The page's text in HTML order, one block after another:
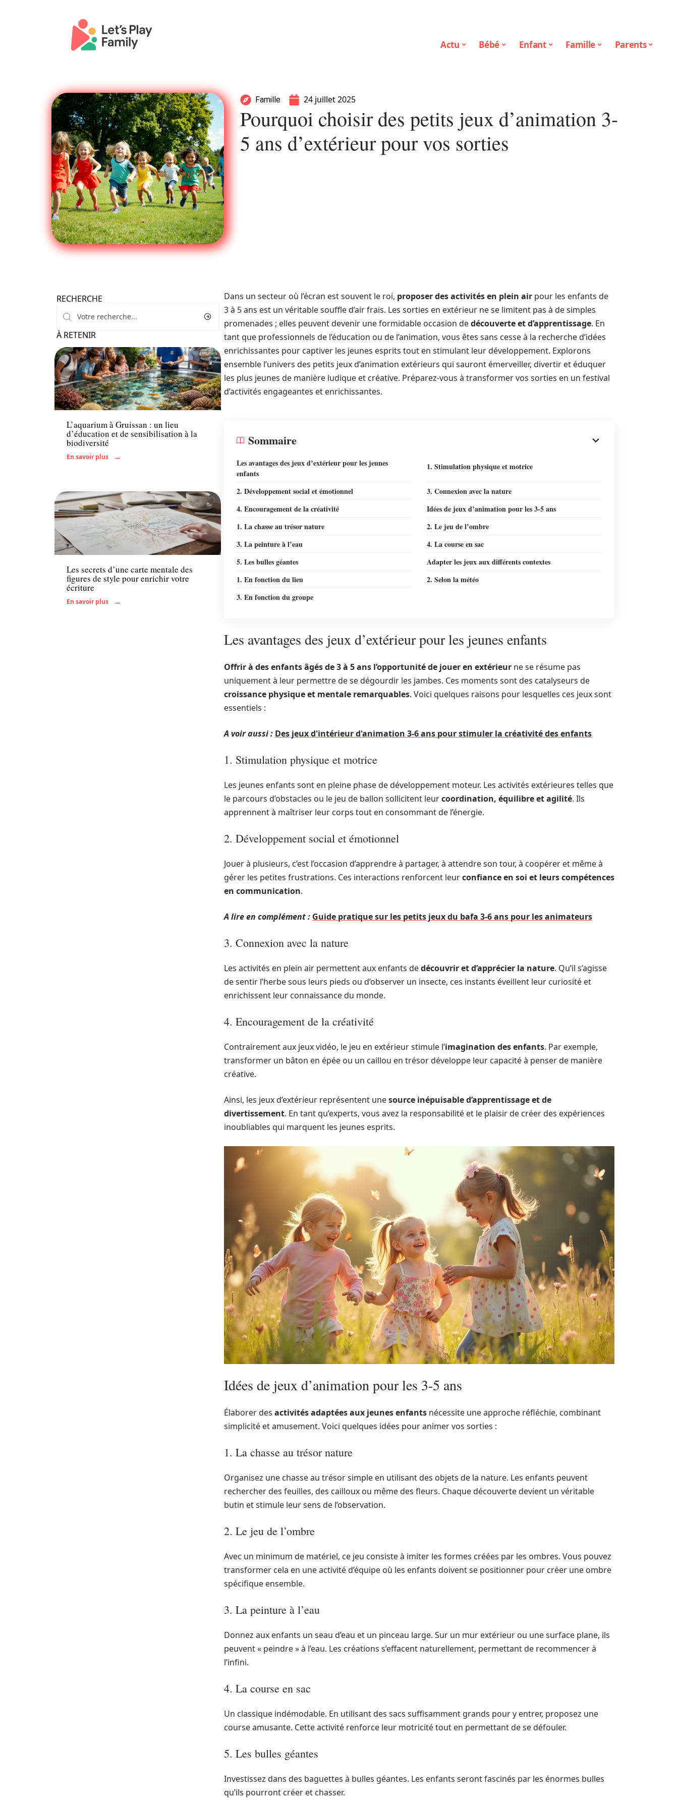
Actu Bébé Enfant Famille Parents
Famille 24 juillet 2025
Pourquoi choisir des petits jeux d’animation 3-
5 ans d’extérieur pour vos sorties
RECHERCHE
À RETENIR
Enfant
L’aquarium à Gruissan : un lieu
d’éducation et de sensibilisation à la
biodiversité
En savoir plus
Actu
Les secrets d’une carte mentale des
figures de style pour enrichir votre
écriture
En savoir plus
Dans un secteur où l’écran est souvent le roi, proposer des activités en plein air pour les enfants de
3 à 5 ans est un véritable souffle d’air frais. Les sorties en extérieur ne se limitent pas à de simples
promenades ; elles peuvent devenir une formidable occasion dedécouverte et d’apprentissage. En
tant que professionnels de l’éducation ou de l’animation, vous êtes sans cesse à la recherche d’idées
enrichissantes pour captiver les jeunes esprits tout en stimulant leur développement. Explorons
ensemble l’univers des petits jeux d’animation extérieurs qui sauront émerveiller, divertir et éduquer
les plus jeunes de manière ludique et créative. Préparez-vous à transformer vos sorties en un festival
d’activités engageantes et enrichissantes.
Sommaire
Les avantages des jeux d’extérieur pour les jeunes
enfants
1. Stimulation physique et motrice
2. Développement social et émotionnel
3. Connexion avec la nature
4. Encouragement de la créativité
Idées de jeux d’animation pour les 3-5 ans
1. La chasse au trésor nature
2. Le jeu de l’ombre
3. La peinture à l’eau
4. La course en sac
5. Les bulles géantes
Adapter les jeux aux différents contextes
1. En fonction du lieu
2. Selon la météo
3. En fonction du groupe
Les avantages des jeux d’extérieur pour les jeunes enfants
Offrir à des enfants âgés de 3 à 5 ans l’opportunité de jouer en extérieur ne se résume pas
uniquement à leur permettre de se dégourdir les jambes. Ces moments sont des catalyseurs de
croissance physique et mentale remarquables. Voici quelques raisons pour lesquelles ces jeux sont
essentiels :
A voir aussi : Des jeux d'intérieur d'animation 3-6 ans pour stimuler la créativité des enfants
1. Stimulation physique et motrice
Les jeunes enfants sont en pleine phase de développement moteur. Les activités extérieures telles que
le parcours d’obstacles ou le jeu de ballon sollicitent leurcoordination, équilibre et agilité. Ils
apprennent à maîtriser leur corps tout en consommant de l’énergie.
2. Développement social et émotionnel
Jouer à plusieurs, c’est l’occasion d’apprendre à partager, à attendre son tour, à coopérer et même à
gérer les petites frustrations. Ces interactions renforcent leurconfiance en soi et leurs compétences
en communication.
A lire en complément : Guide pratique sur les petits jeux du bafa 3-6 ans pour les animateurs
3. Connexion avec la nature
Les activités en plein air permettent aux enfants dedécouvrir et d’apprécier la nature. Qu’il s’agisse
de sentir l’herbe sous leurs pieds ou d’observer un insecte, ces instants éveillent leur curiosité et
enrichissent leur connaissance du monde.
4. Encouragement de la créativité
Contrairement aux jeux vidéo, le jeu en extérieur stimule l’imagination des enfants. Par exemple,
transformer un bâton en épée ou un caillou en trésor développe leur capacité à penser de manière
créative.
Ainsi, les jeux d’extérieur représentent unesource inépuisable d’apprentissage et de
divertissement. En tant qu’experts, vous avez la responsabilité et le plaisir de créer des expériences
inoubliables qui marquent les jeunes esprits.
Idées de jeux d’animation pour les 3-5 ans
Élaborer des activités adaptées aux jeunes enfants nécessite une approche réfléchie, combinant
simplicité et amusement. Voici quelques idées pour animer vos sorties :
1. La chasse au trésor nature
Organisez une chasse au trésor simple en utilisant des objets de la nature. Les enfants peuvent
rechercher des feuilles, des cailloux ou même des fleurs. Chaque découverte devient un véritable
butin et stimule leur sens de l’observation.
2. Le jeu de l’ombre
Avec un minimum de matériel, ce jeu consiste à imiter les formes créées par les ombres. Vous pouvez
transformer cela en une activité d’équipe où les enfants doivent se positionner pour créer une ombre
spécifique ensemble.
3. La peinture à l’eau
Donnez aux enfants un seau d’eau et un pinceau large. Sur un mur extérieur ou une surface plane, ils
peuvent « peindre » à l’eau. Les créations s’effacent naturellement, permettant de recommencer à
l’infini.
4. La course en sac
Un classique indémodable. En utilisant des sacs suffisamment grands pour y entrer, proposez une
course amusante. Cette activité renforce leur motricité tout en permettant de se défouler.
5. Les bulles géantes
Investissez dans des baguettes à bulles géantes. Les enfants seront fascinés par les énormes bulles
qu’ils pourront créer et chasser.